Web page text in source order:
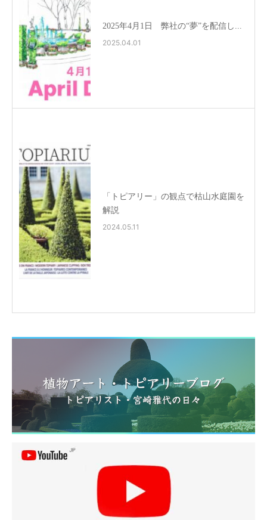
2025年4月1日 弊社の“夢”を配信し...
2025.04.01
「トピアリー」の観点で枯山水庭園を
解説
2024.05.11